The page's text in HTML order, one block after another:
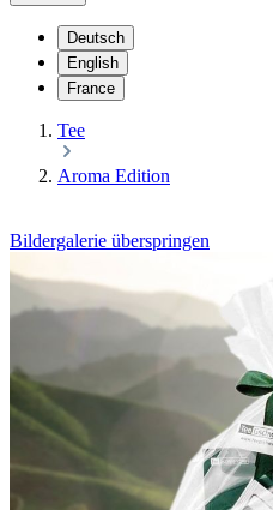
Deutsch
English
France
Tee
Aroma Edition
Bildergalerie überspringen